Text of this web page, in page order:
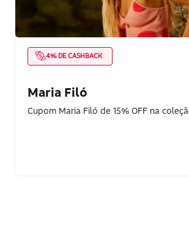
4% DE CASHBACK
Maria Filó
Cupom Maria Filó de 15% OFF na